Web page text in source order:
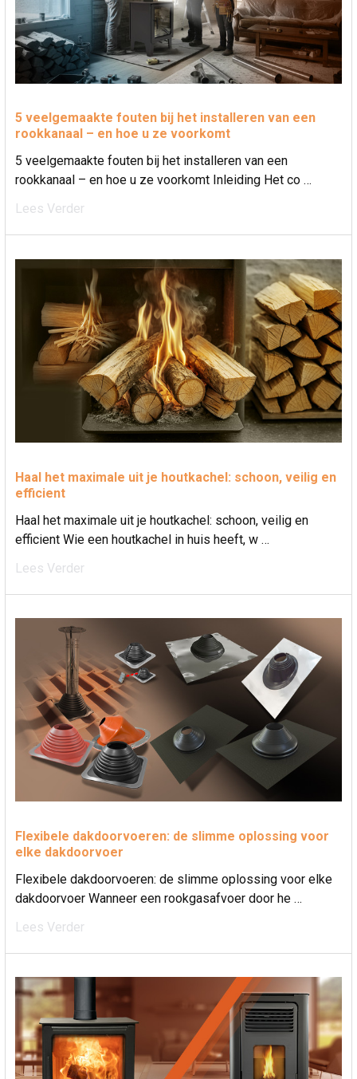
5 veelgemaakte fouten bij het installeren van een
rookkanaal – en hoe u ze voorkomt
5 veelgemaakte fouten bij het installeren van een
rookkanaal – en hoe u ze voorkomt Inleiding Het co …
Lees Verder
Haal het maximale uit je houtkachel: schoon, veilig en
efficient
Haal het maximale uit je houtkachel: schoon, veilig en
efficient Wie een houtkachel in huis heeft, w …
Lees Verder
Flexibele dakdoorvoeren: de slimme oplossing voor
elke dakdoorvoer
Flexibele dakdoorvoeren: de slimme oplossing voor elke
dakdoorvoer Wanneer een rookgasafvoer door he …
Lees Verder